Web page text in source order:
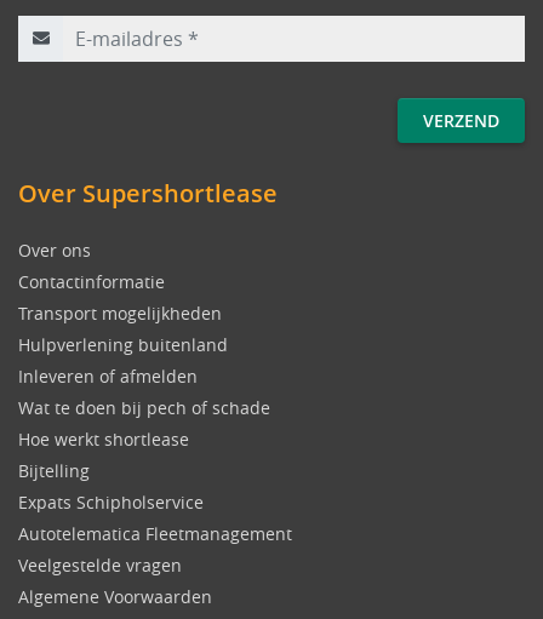
Over Supershortlease
Over ons
Contactinformatie
Transport mogelijkheden
Hulpverlening buitenland
Inleveren of afmelden
Wat te doen bij pech of schade
Hoe werkt shortlease
Bijtelling
Expats Schipholservice
Autotelematica Fleetmanagement
Veelgestelde vragen
Algemene Voorwaarden